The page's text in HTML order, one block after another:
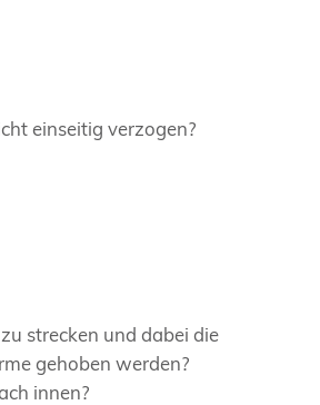
einseitig verzogen?
strecken und dabei die
gehoben werden?
innen?